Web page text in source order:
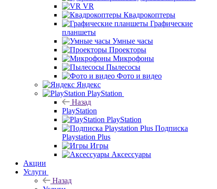
VR
Квадрокоптеры
Графические
планшеты
Умные часы
Проекторы
Микрофоны
Пылесосы
Фото и видео
Яндекс
PlayStation
Назад
PlayStation
PlayStation
Подписка
Playstation Plus
Игры
Аксессуары
Акции
Услуги
Назад